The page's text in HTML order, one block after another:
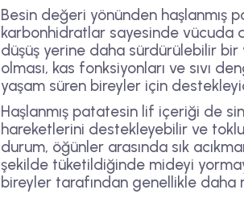
Besin değeri yönünden haşlanmış
karbonhidratlar sayesinde vücuda
düşüş yerine daha sürdürülebilir bir
olması, kas fonksiyonları ve sıvı
yaşam süren bireyler için
Haşlanmış patatesin lif içeriği de
hareketlerini destekleyebilir ve
durum, öğünler arasında sık
şekilde tüketildiğinde mideyi
bireyler tarafından genellikle daha